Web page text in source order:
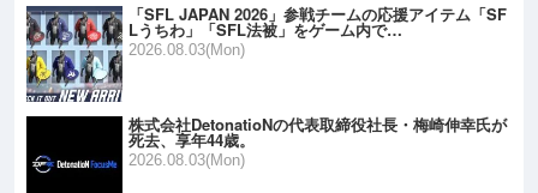
「SFL JAPAN 2026」参戦チームの応援アイテム「SF
Lうちわ」「SFL法被」をゲーム内で…
2026.08.03(Mon)
株式会社DetonatioNの代表取締役社長・梅崎伸幸氏が
死去、享年44歳。
2026.08.03(Mon)